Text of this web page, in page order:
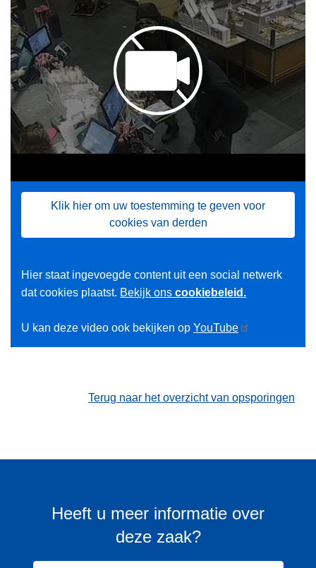
Klik hier om uw toestemming te geven voor
cookies van derden
Hier staat ingevoegde content uit een social netwerk
dat cookies plaatst. Bekijk ons cookiebeleid.
U kan deze video ook bekijken op YouTube
Terug naar het overzicht van opsporingen
Heeft u meer informatie over
deze zaak?